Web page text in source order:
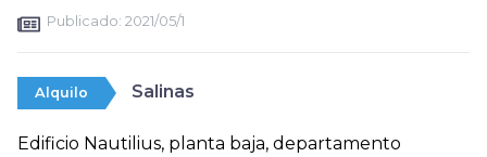
Publicado: 2021/05/1
Alquilo Salinas
Edificio Nautilius, planta baja, departamento